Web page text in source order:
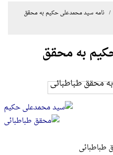
/ نامه سید محمدعلی حکیم به محقق
به محقق
طباطبائی